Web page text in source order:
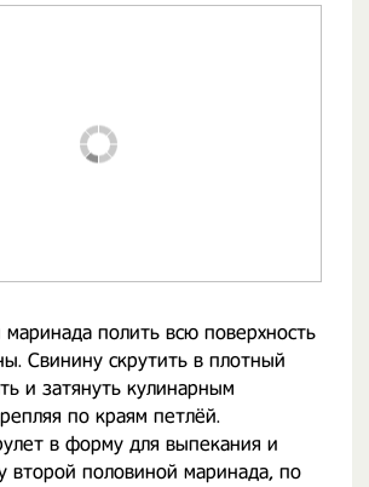
полить всю поверхность
Свинину скрутить в плотный
и затянуть кулинарным
по краям петлёй.
в форму для выпекания и
второй половиной маринада, по